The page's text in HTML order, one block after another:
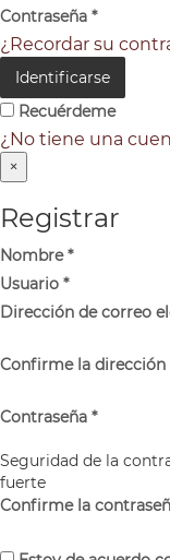
Contraseña *
¿Recordar su
Identificarse
Recuérdeme
¿No tiene una
×
Registrar
Nombre*
Usuario *
Dirección de correo
Confirme la
Contraseña *
Seguridad de la
fuerte
Confirme la